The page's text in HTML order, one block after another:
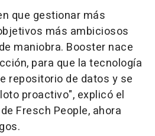
que gestionar más
más ambiciosos
maniobra. Booster nace
para que la tecnología
repositorio de datos y se
proactivo", explicó el
Fresch People, ahora